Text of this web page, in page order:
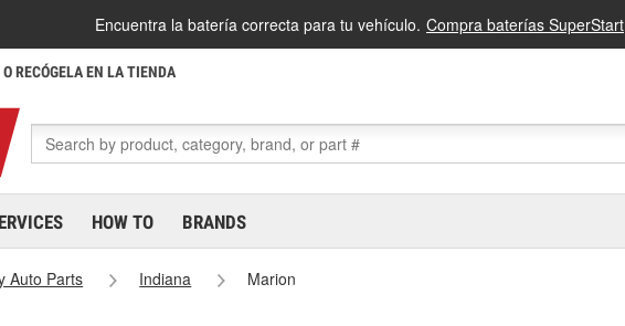
Encuentra la batería correcta para tu vehículo. Compra baterías SuperStart
RECÓGELA EN LA TIENDA
HOW TO BRANDS
Auto Parts Indiana Marion